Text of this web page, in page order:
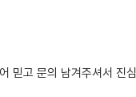
믿고 문의 남겨주셔서 진